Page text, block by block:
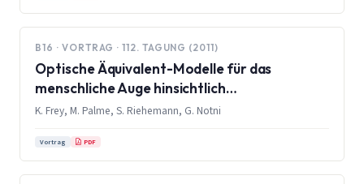
B16 · VORTRAG · 112. TAGUNG (2011)
Optische Äquivalent-Modelle für das
menschliche Auge hinsichtlich
Laserbehandlungen
K. Frey, M. Palme, S. Riehemann, G. Notni
Vortrag PDF